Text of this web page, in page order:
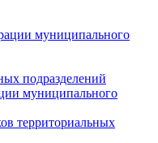
муниципального
подразделений
муниципального
территориальных